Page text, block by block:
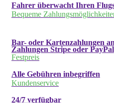
Fahrer überwacht Ihren
Bequeme
Bar- oder Kartenzahlungen
Zahlungen Stripe oder PayPal
Festpreis
Alle Gebühren inbegriffen
Kundenservice
24/7 verfügbar